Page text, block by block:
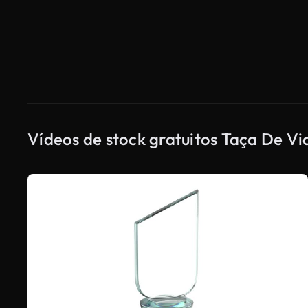
Vídeos de stock gratuitos Taça De